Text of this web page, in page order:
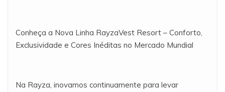
Conheça a Nova Linha RayzaVest Resort – Conforto,
Exclusividade e Cores Inéditas no Mercado Mundial
Na Rayza, inovamos continuamente para levar